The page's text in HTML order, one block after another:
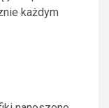
każdym